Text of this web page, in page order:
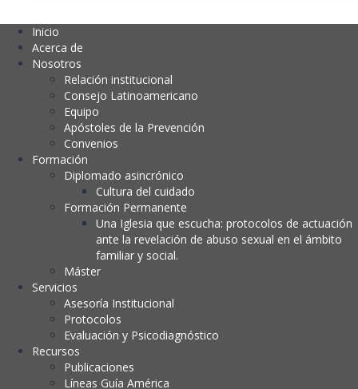
Inicio
Acerca de
Nosotros
Relación institucional
Consejo Latinoamericano
Equipo
Apóstoles de la Prevención
Convenios
Formación
Diplomado asincrónico
Cultura del cuidado
Formación Permanente
Una Iglesia que escucha: protocolos de actuación
ante la revelación de abuso sexual en el ámbito
familiar y social.
Máster
Servicios
Asesoría Institucional
Protocolos
Evaluación y Psicodiagnóstico
Recursos
Publicaciones
Líneas Guía América